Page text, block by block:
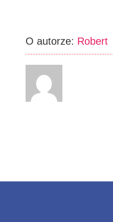
O autorze: Robert